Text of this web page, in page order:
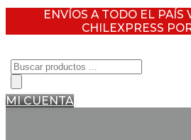
ENVÍOS A TODO EL PAÍS
CHILEXPRESS
Búsqueda
de
productos
MI CUENTA